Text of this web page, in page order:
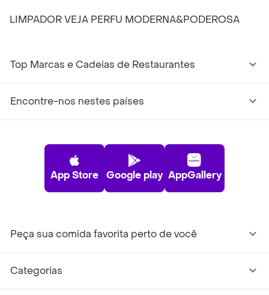
LIMPADOR VEJA PERFU MODERNA&PODEROSA
Top Marcas e Cadeias de Restaurantes
Encontre-nos nestes países
App Store Google play AppGallery
Peça sua comida favorita perto de você
Categorias